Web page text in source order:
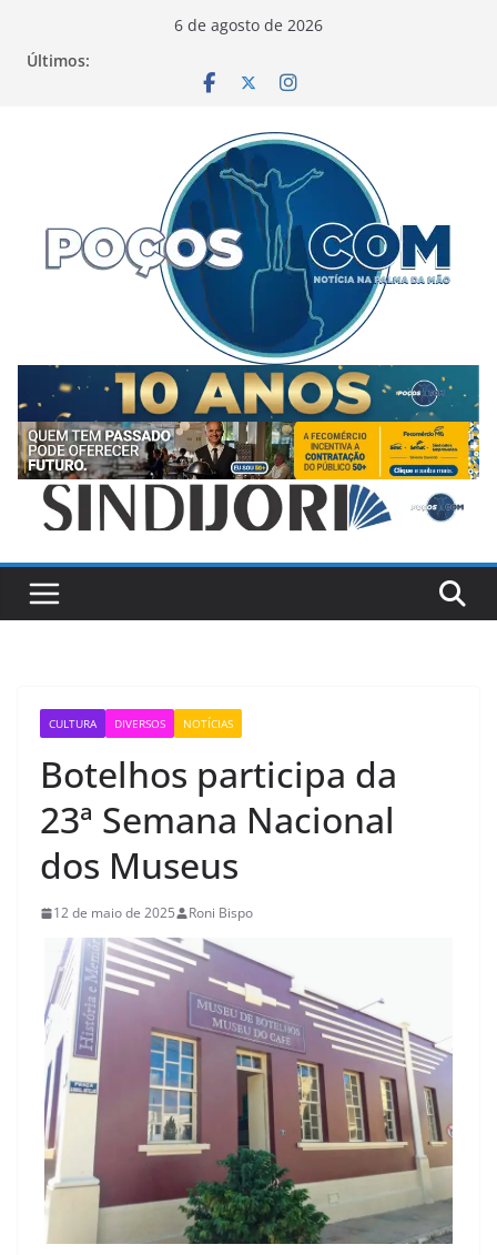
6 de agosto de 2026
Últimos:
CULTURA DIVERSOS NOTÍCIAS
Botelhos participa da
23ª Semana Nacional
dos Museus
12 de maio de 2025 Roni Bispo